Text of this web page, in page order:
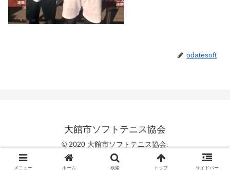
odatesoft
大館市ソフトテニス協会
© 2020 大館市ソフトテニス協会.
メニュー ホーム 検索 トップ サイドバー